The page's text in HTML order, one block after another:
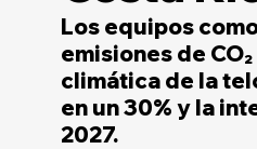
Los equipos
emisiones de
climática de la
en un 30% y la
2027.